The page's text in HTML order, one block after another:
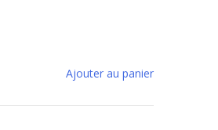
Ajouter au panier